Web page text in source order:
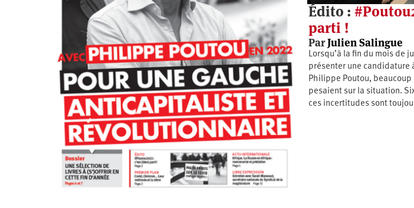
Hôpitaux
SNCF
Services
publics
LGBTI
Santé
Vidéos
Dans
mon
département
Amérique
du
Nord
Amérique
latine
Asie
Europe
Moyen-
Orient
Océanie
Édito :
parti !
ParJulien Salingue
Lorsqu’à la fin du mois de
présenter une candidature
Philippe Poutou,
pesaient sur la situation.
ces incertitudes sont